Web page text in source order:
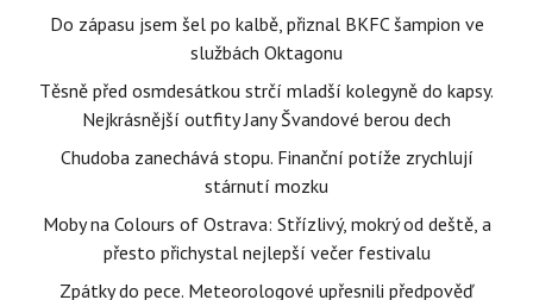
Do zápasu jsem šel po kalbě, přiznal BKFC šampion ve
službách Oktagonu
Těsně před osmdesátkou strčí mladší kolegyně do kapsy.
Nejkrásnější outfity Jany Švandové berou dech
Chudoba zanechává stopu. Finanční potíže zrychlují
stárnutí mozku
Moby na Colours of Ostrava: Střízlivý, mokrý od deště, a
přesto přichystal nejlepší večer festivalu
Zpátky do pece. Meteorologové upřesnili předpověď